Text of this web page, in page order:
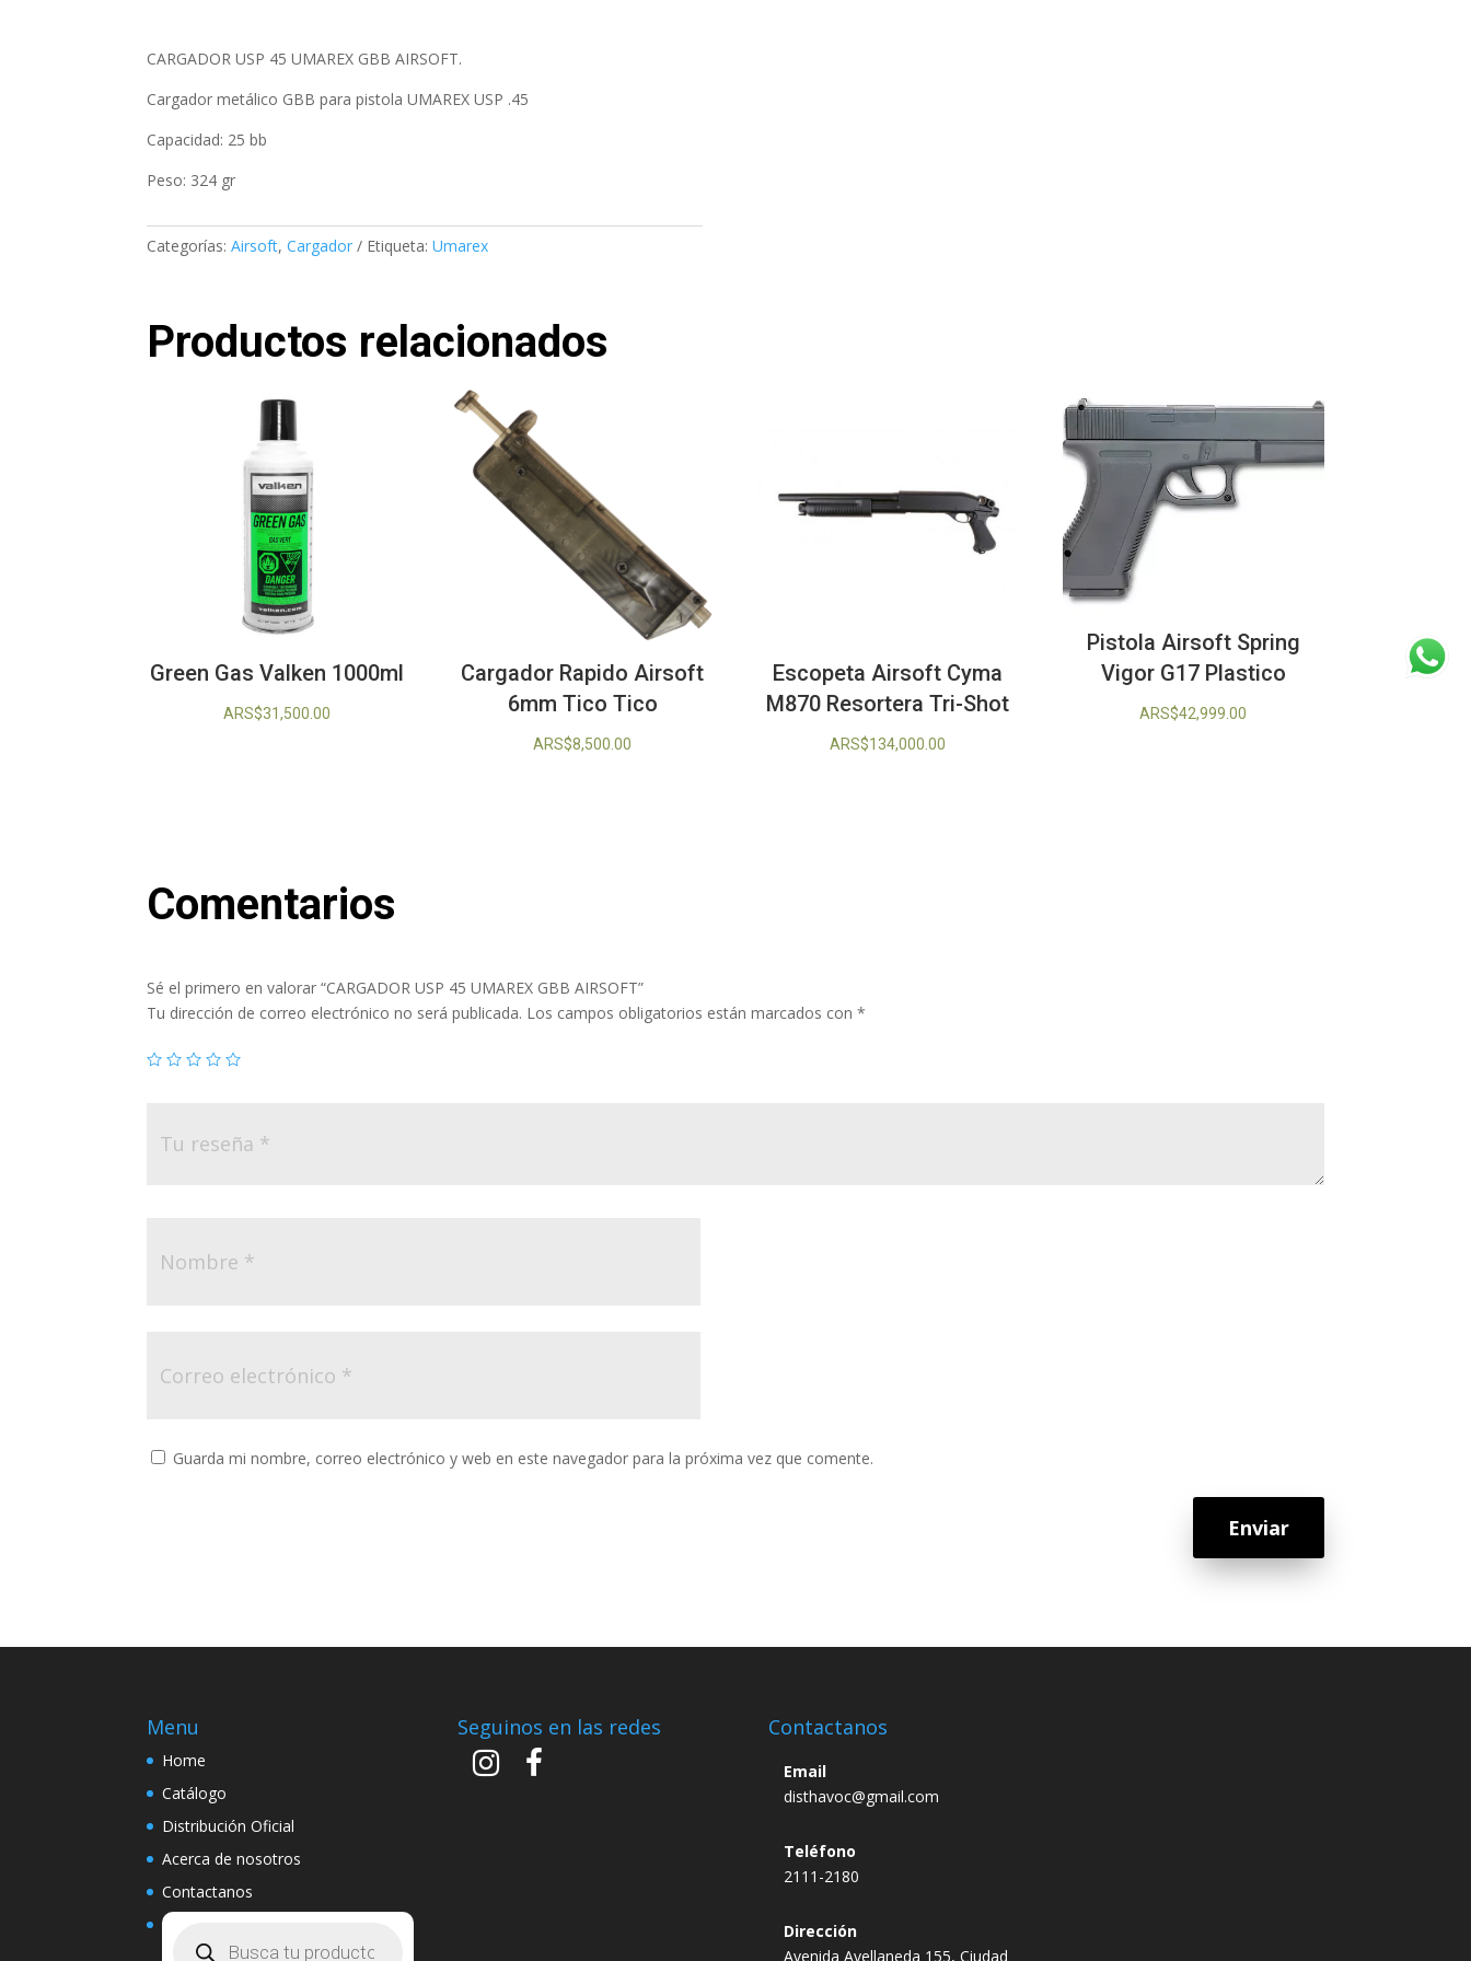
CARGADOR USP 45 UMAREX GBB AIRSOFT.
Cargador metálico GBB para pistola UMAREX USP .45
Capacidad: 25 bb
Peso: 324 gr
Categorías:Airsoft,Cargador Etiqueta:Umarex
Productos relacionados
Green Gas Valken 1000ml
ARS$31,500.00
Cargador Rapido Airsoft
6mm Tico Tico
ARS$8,500.00
Escopeta Airsoft Cyma
M870 Resortera Tri-Shot
ARS$134,000.00
Pistola Airsoft Spring
Vigor G17 Plastico
ARS$42,999.00
Comentarios
Sé el primero en valorar “CARGADOR USP 45 UMAREX GBB AIRSOFT”
Tu dirección de correo electrónico no será publicada. Los campos obligatorios están marcados con*
Guarda mi nombre, correo electrónico y web en este navegador para la próxima vez que comente.
Enviar
Menu
Home
Catálogo
Distribución Oficial
Acerca de nosotros
Contactanos
Seguinos en las redes Contactanos
Email
disthavoc@gmail.com
Teléfono
2111-2180
Dirección
Avenida Avellaneda 155, Ciudad